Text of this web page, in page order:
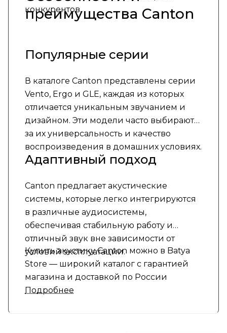
конкурентов.
преимущества Canton
Популярные серии
В каталоге Canton представлены серии
Vento, Ergo и GLE, каждая из которых
отличается уникальным звучанием и
дизайном. Эти модели часто выбирают
за их универсальность и качество
воспроизведения в домашних условиях.
Адаптивный подход
Canton предлагает акустические
системы, которые легко интегрируются
в различные аудиосистемы,
обеспечивая стабильную работу и
отличный звук вне зависимости от
условий эксплуатации.
Купить акустику Canton можно в Batya
Store — широкий каталог с гарантией
магазина и доставкой по России
Подробнее